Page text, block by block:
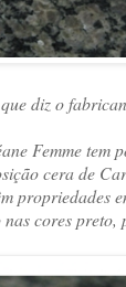
diz o
Femme tem
cera de
propriedades
cores preto,